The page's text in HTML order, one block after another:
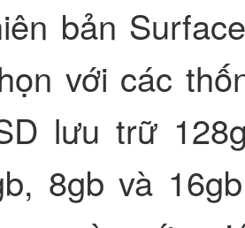
bản
với các
lưu trữ
8gb và